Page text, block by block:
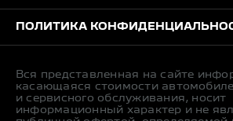
ПОЛИТИКА
Вся представленная на сайте
касающаяся стоимости
и сервисного обслуживания, носит
информационный характер и не